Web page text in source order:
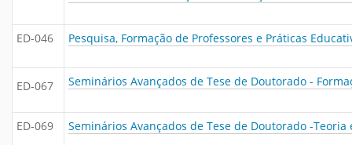
ED-046 Pesquisa, Formação de Professores e Práticas
ED-067 Seminários Avançados de Tese de Doutorado -
ED-069 Seminários Avançados de Tese de Doutorado -